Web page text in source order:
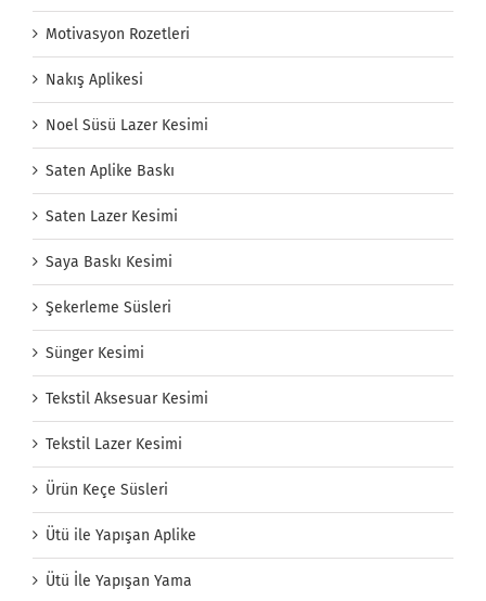
Motivasyon Rozetleri
Nakış Aplikesi
Noel Süsü Lazer Kesimi
Saten Aplike Baskı
Saten Lazer Kesimi
Saya Baskı Kesimi
Şekerleme Süsleri
Sünger Kesimi
Tekstil Aksesuar Kesimi
Tekstil Lazer Kesimi
Ürün Keçe Süsleri
Ütü ile Yapışan Aplike
Ütü İle Yapışan Yama